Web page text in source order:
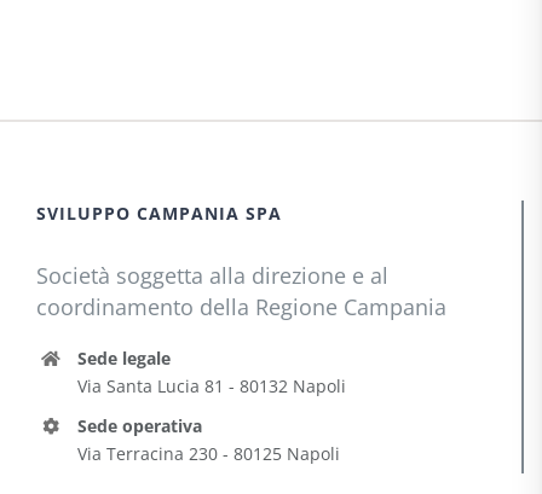
SVILUPPO CAMPANIA SPA
Società soggetta alla direzione e al
coordinamento della Regione Campania
Sede legale
Via Santa Lucia 81 - 80132 Napoli
Sede operativa
Via Terracina 230 - 80125 Napoli